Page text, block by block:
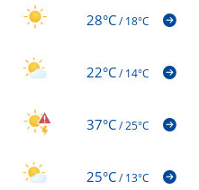
28°C/18°C
22°C/14°C
37°C/25°C
25°C/13°C